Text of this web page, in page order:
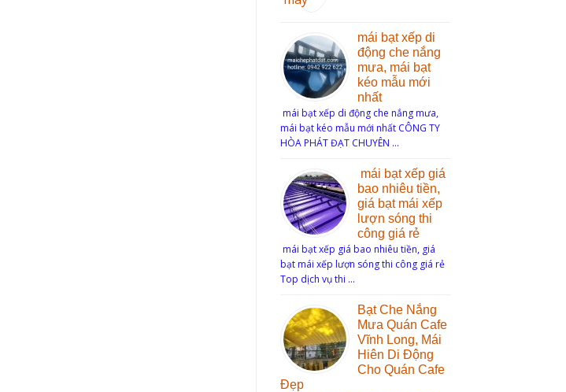
mái bạt xếp di
động che nắng
mưa, mái bạt
kéo mẫu mới
nhất
mái bạt xếp di động che nắng mưa,
mái bạt kéo mẫu mới nhất CÔNG TY
HÒA PHÁT ĐẠT CHUYÊN …
mái bạt xếp giá
bao nhiêu tiền,
giá bạt mái xếp
lượn sóng thi
công giá rẻ
mái bạt xếp giá bao nhiêu tiền, giá
bạt mái xếp lượn sóng thi công giá rẻ
Top dịch vụ thi …
Bạt Che Nắng
Mưa Quán Cafe
Vĩnh Long, Mái
Hiên Di Động
Cho Quán Cafe
Đẹp